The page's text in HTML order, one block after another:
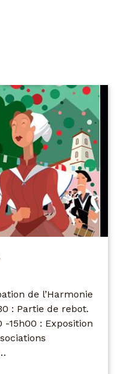
de l’Harmonie
: Partie de rebot.
-15h00 : Exposition